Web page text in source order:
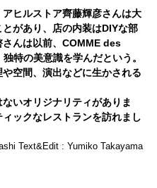
ヒルストア齊藤輝彦さんは大
があり、店の内装はDIYな部
んは以前、COMME des
特の美意識を学んだという。
空間、演出などに生かされる
いオリジナリティがありま
ックなレストランを訪れまし
Text&Edit : Yumiko Takayama